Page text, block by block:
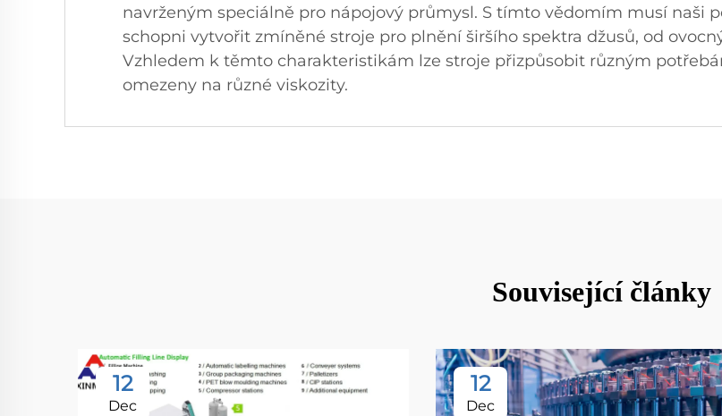
navrženým speciálně pro nápojový průmysl. S tímto vědomím musí naši
schopni vytvořit zmíněné stroje pro plnění širšího spektra džusů, od
Vzhledem k těmto charakteristikám lze stroje přizpůsobit různým
omezeny na různé viskozity.
Související články
12
Dec
12
Dec